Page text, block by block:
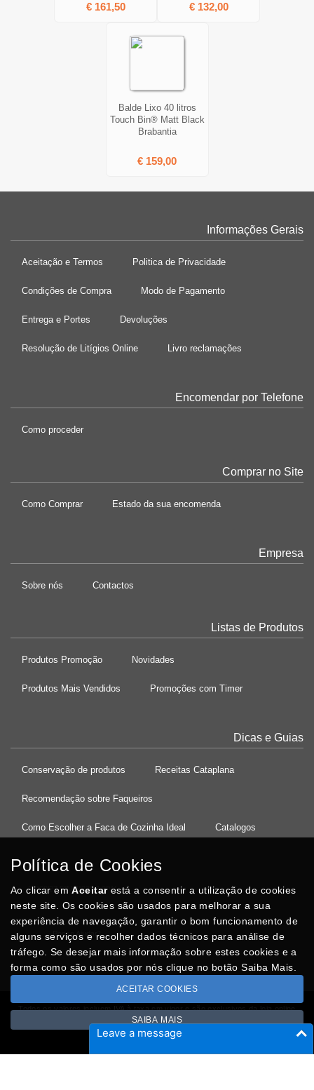
Leave a message
€ 161,50 € 132,00
Balde Lixo 40 litros
Touch Bin® Matt Black
Brabantia
€ 159,00
Informações Gerais
Aceitação e Termos Politica de Privacidade
Condições de Compra Modo de Pagamento
Entrega e Portes Devoluções
Resolução de Litígios Online Livro reclamações
Encomendar por Telefone
Como proceder
Comprar no Site
Como Comprar Estado da sua encomenda
Empresa
Sobre nós Contactos
Listas de Produtos
Produtos Promoção Novidades
Produtos Mais Vendidos Promoções com Timer
Dicas e Guias
Conservação de produtos Receitas Cataplana
Recomendação sobre Faqueiros
Como Escolher a Faca de Cozinha Ideal Catalogos
37°08'27.5"N 8°32'13.9"W
Posso Ajudar?
Todos os valores incluem IVA à taxa em vigor e são exclusivos da loja online
Copyright © CASACARMINHO.com 2026
Desenvolvido porOptimeios
Política de Cookies
Ao clicar emAceitarestá a consentir a utilização de cookies
neste site. Os cookies são usados para melhorar a sua
experiência de navegação, garantir o bom funcionamento de
alguns serviços e recolher dados técnicos para análise de
tráfego. Se desejar mais informação sobre estes cookies e a
forma como são usados por nós clique no botão Saiba Mais.
ACEITAR COOKIES
SAIBA MAIS